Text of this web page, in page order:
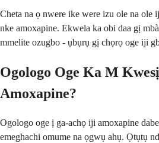
Cheta na ọ nwere ike were izu ole na ole
nke amoxapine. Ekwela ka obi daa gị
mmelite ozugbo - ụbụrụ gị chọrọ oge iji
Ogologo Oge Ka M
Amoxapine?
Ogologo oge ị ga-achọ iji amoxapine
emeghachi omume na ọgwụ ahụ. Ọtụtụ